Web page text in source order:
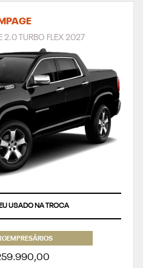
2.0 TURBO FLEX 2027
USADO NA TROCA